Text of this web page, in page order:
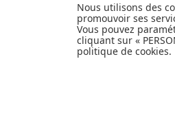
Nous utilisons des
promouvoir ses
Vous pouvez
cliquant sur «
politique de cookies.